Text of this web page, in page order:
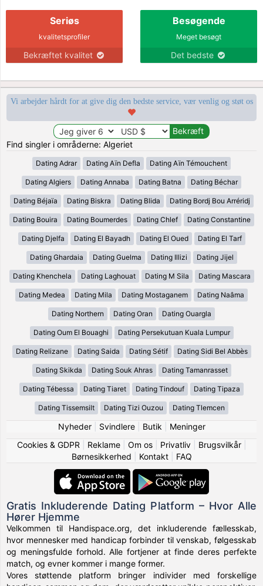
Seriøs
kvalitetsprofiler
Bekræftet kvalitet
Besøgende
Meget besøgt
Det bedste
Vi arbejder hårdt for at give dig den bedste service, vær venlig og støt os
Find singler i områderne: Algeriet
Dating Adrar Dating Aïn Defla Dating Aïn Témouchent
Dating Algiers Dating Annaba Dating Batna Dating Béchar
Dating Béjaïa Dating Biskra Dating Blida Dating Bordj Bou Arréridj
Dating Bouira Dating Boumerdes Dating Chlef Dating Constantine
Dating Djelfa Dating El Bayadh Dating El Oued Dating El Tarf
Dating Ghardaia Dating Guelma Dating Illizi Dating Jijel
Dating Khenchela Dating Laghouat Dating M Sila Dating Mascara
Dating Medea Dating Mila Dating Mostaganem Dating Naâma
Dating Northern Dating Oran Dating Ouargla
Dating Oum El Bouaghi Dating Persekutuan Kuala Lumpur
Dating Relizane Dating Saida Dating Sétif Dating Sidi Bel Abbès
Dating Skikda Dating Souk Ahras Dating Tamanrasset
Dating Tébessa Dating Tiaret Dating Tindouf Dating Tipaza
Dating Tissemsilt Dating Tizi Ouzou Dating Tlemcen
Nyheder| Svindlere| Butik
Meninger
Cookies & GDPR
Reklame| Om os| Privatliv| Brugsvilkår|
Børnesikkerhed
Kontakt| FAQ
Gratis Inkluderende Dating Platform – Hvor Alle
Hører Hjemme
Velkommen til Handispace.org, det inkluderende fællesskab,
hvor mennesker med handicap forbinder til venskab, følgesskab
og meningsfulde forhold. Alle fortjener at finde deres perfekte
match, og evner kommer i mange former.
Vores støttende platform bringer individer med forskellige